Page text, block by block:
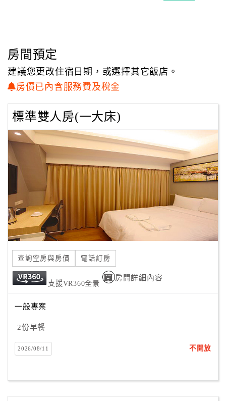
地
圖
顧
務
顧
客
意
度
訂
單
管
理
員
戶
客
服
房間預定
建議您更改住宿日期，或選擇其它飯店。
房價已內含服務費及稅金
標準雙人房(一大床)
查詢空房與房價 電話訂房
支援VR360全景
房間詳細內容
一般專案
2份早餐
2026/08/11 不開放